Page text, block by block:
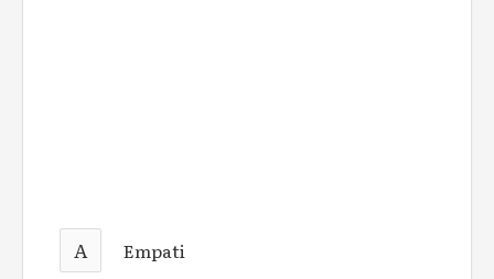
A Empati